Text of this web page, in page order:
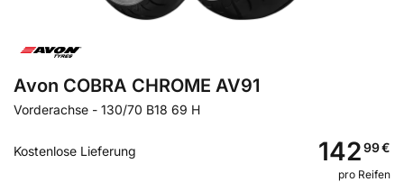
Avon COBRA CHROME AV91
Vorderachse - 130/70 B18 69 H
Kostenlose Lieferung 14299€
pro Reifen